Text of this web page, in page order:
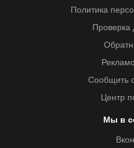
Политика
Проверка
Сообщить
Центр
Мы в